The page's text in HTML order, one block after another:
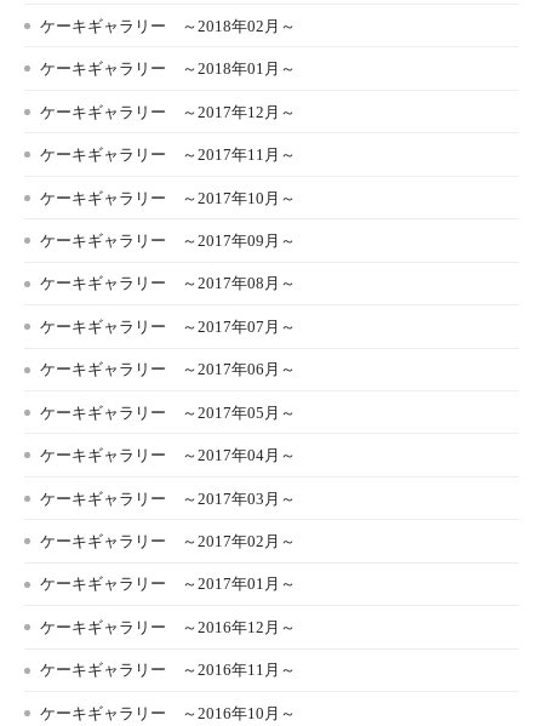
ケーキギャラリー ～2018年02月～
ケーキギャラリー ～2018年01月～
ケーキギャラリー ～2017年12月～
ケーキギャラリー ～2017年11月～
ケーキギャラリー ～2017年10月～
ケーキギャラリー ～2017年09月～
ケーキギャラリー ～2017年08月～
ケーキギャラリー ～2017年07月～
ケーキギャラリー ～2017年06月～
ケーキギャラリー ～2017年05月～
ケーキギャラリー ～2017年04月～
ケーキギャラリー ～2017年03月～
ケーキギャラリー ～2017年02月～
ケーキギャラリー ～2017年01月～
ケーキギャラリー ～2016年12月～
ケーキギャラリー ～2016年11月～
ケーキギャラリー ～2016年10月～